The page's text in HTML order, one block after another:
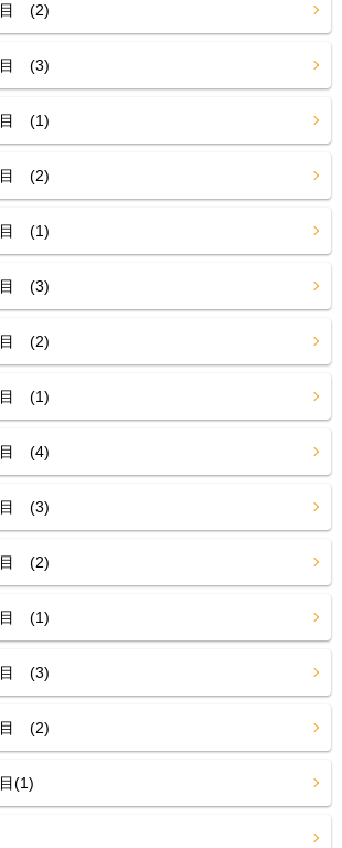
目 (2)
目 (3)
目 (1)
目 (2)
目 (1)
目 (3)
目 (2)
目 (1)
目 (4)
目 (3)
目 (2)
目 (1)
目 (3)
目 (2)
(1)